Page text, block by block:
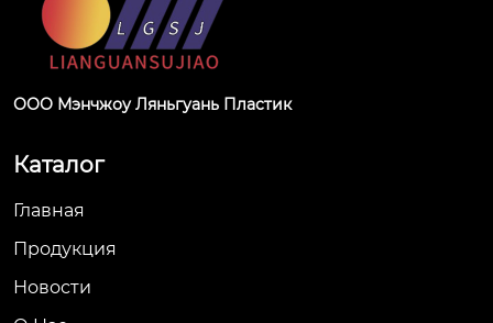
ООО Мэнчжоу Ляньгуань Пластик
Каталог
Главная
Продукция
Новости